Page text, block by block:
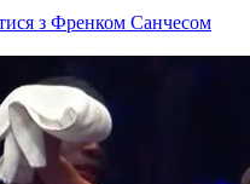
з Френком Санчесом